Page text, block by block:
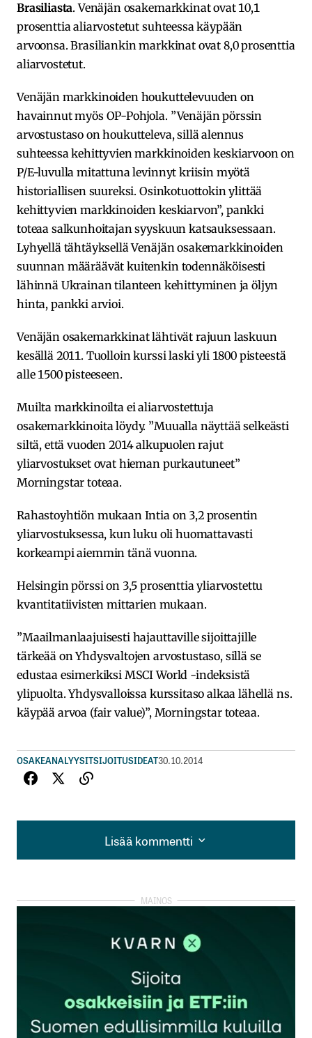
Brasiliasta. Venäjän osakemarkkinat ovat 10,1
prosenttia aliarvostetut suhteessa käypään
arvoonsa. Brasiliankin markkinat ovat 8,0 prosenttia
aliarvostetut.
Venäjän markkinoiden houkuttelevuuden on
havainnut myös OP-Pohjola. ”Venäjän pörssin
arvostustaso on houkutteleva, sillä alennus
suhteessa kehittyvien markkinoiden keskiarvoon on
P/E-luvulla mitattuna levinnyt kriisin myötä
historiallisen suureksi. Osinkotuottokin ylittää
kehittyvien markkinoiden keskiarvon”, pankki
toteaa salkunhoitajan syyskuun katsauksessaan.
Lyhyellä tähtäyksellä Venäjän osakemarkkinoiden
suunnan määräävät kuitenkin todennäköisesti
lähinnä Ukrainan tilanteen kehittyminen ja öljyn
hinta, pankki arvioi.
Venäjän osakemarkkinat lähtivät rajuun laskuun
kesällä 2011. Tuolloin kurssi laski yli 1800 pisteestä
alle 1500 pisteeseen.
Muilta markkinoilta ei aliarvostettuja
osakemarkkinoita löydy. ”Muualla näyttää selkeästi
siltä, että vuoden 2014 alkupuolen rajut
yliarvostukset ovat hieman purkautuneet”
Morningstar toteaa.
Rahastoyhtiön mukaan Intia on 3,2 prosentin
yliarvostuksessa, kun luku oli huomattavasti
korkeampi aiemmin tänä vuonna.
Helsingin pörssi on 3,5 prosenttia yliarvostettu
kvantitatiivisten mittarien mukaan.
”Maailmanlaajuisesti hajauttaville sijoittajille
tärkeää on Yhdysvaltojen arvostustaso, sillä se
edustaa esimerkiksi MSCI World -indeksistä
ylipuolta. Yhdysvalloissa kurssitaso alkaa lähellä ns.
käypää arvoa (fair value)”, Morningstar toteaa.
OSAKEANALYYSITSIJOITUSIDEAT30.10.2014
Lisää kommentti
Lisää kommentti
kirjautua
rekisteröityä